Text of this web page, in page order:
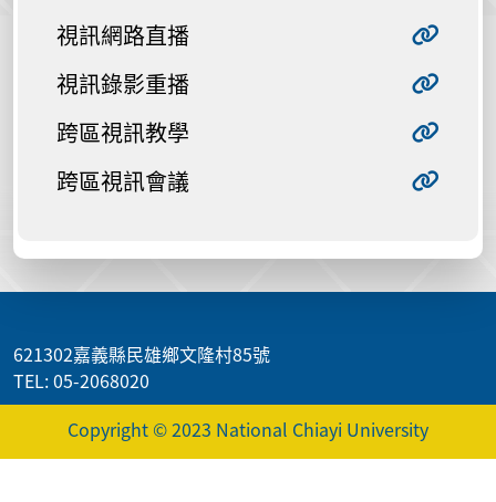
視訊網路直播
視訊錄影重播
跨區視訊教學
跨區視訊會議
621302嘉義縣民雄鄉文隆村85號
TEL: 05-2068020
Copyright © 2023 National Chiayi University